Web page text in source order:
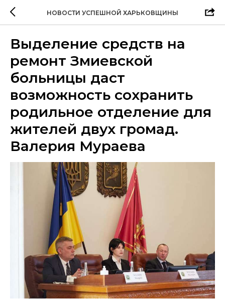
НОВОСТИ УСПЕШНОЙ ХАРЬКОВЩИНЫ
Выделение средств на
ремонт Змиевской
больницы даст
возможность сохранить
родильное отделение для
жителей двух громад.
Валерия Мураева